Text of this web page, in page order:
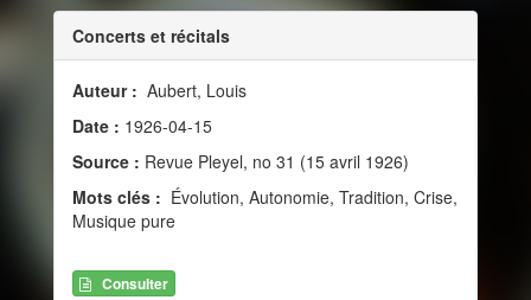
Concerts et récitals
Auteur : Aubert, Louis
Date : 1926-04-15
Source : Revue Pleyel, no 31 (15 avril 1926)
Mots clés : Évolution, Autonomie, Tradition, Crise,
Musique pure
Consulter